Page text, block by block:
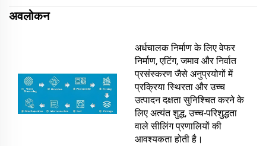
अवलोकन
अर्धचालक निर्माण के लिए वेफर
निर्माण, एटिंग, जमाव और निर्वात
प्रसंस्करण जैसे अनुप्रयोगों में
प्रक्रिया स्थिरता और उच्च
उत्पादन दक्षता सुनिश्चित करने के
लिए अत्यंत शुद्ध, उच्च-परिशुद्धता
वाले सीलिंग प्रणालियों की
आवश्यकता होती है।